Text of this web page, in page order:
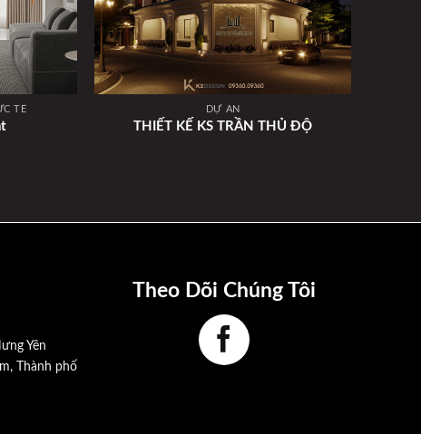
TẾ DỰ ÁN
THIẾT KẾ KS TRẦN THỦ ĐỘ
Yên
Thành phố
Theo Dõi Chúng Tôi